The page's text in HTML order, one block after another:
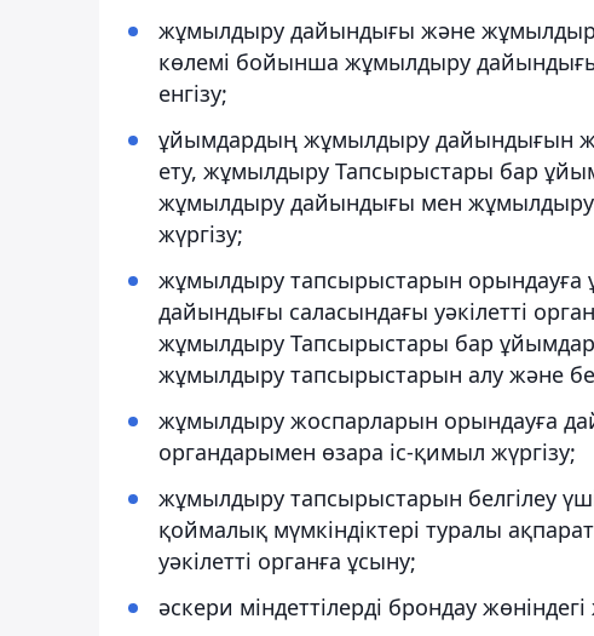
жұмылдыру дайындығы және
көлемі бойынша жұмылдыру дайындығы
енгізу;
ұйымдардың жұмылдыру дайындығын
ету, жұмылдыру Тапсырыстары бар
жұмылдыру дайындығы мен жұмылдыру
жүргізу;
жұмылдыру тапсырыстарын
дайындығы саласындағы уәкілетті
жұмылдыру Тапсырыстары бар
жұмылдыру тапсырыстарын алу және
жұмылдыру жоспарларын орындауға
органдарымен өзара іс-қимыл жүргізу;
жұмылдыру тапсырыстарын белгілеу
қоймалық мүмкіндіктері туралы
уәкілетті органға ұсыну;
әскери міндеттілерді брондау